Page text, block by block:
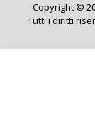
Copyright ©
Tutti i diritti